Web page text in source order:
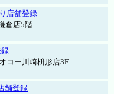
店舗登録
倉店5階
コー川崎枡形店3F
舗登録